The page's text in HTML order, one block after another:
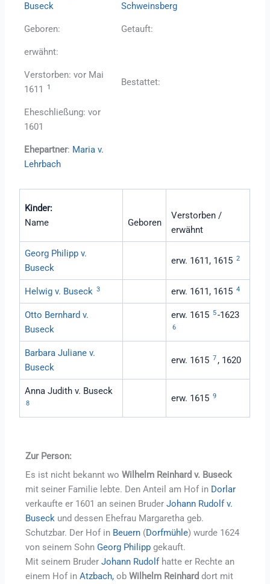
Buseck
Schweinsberg
Geboren: Getauft:
erwähnt:
Verstorben: vor Mai
1611
1 Bestattet:
Eheschließung: vor
1601
Ehepartner: Maria v.
Lehrbach
Kinder:
Name
Geboren
Verstorben /
erwähnt
Georg Philipp v.
Buseck
erw. 1611, 1615 2
Helwig v. Buseck 3 erw. 1611, 1615 4
Otto Bernhard v.
Buseck
erw. 1615 5-1623
6
Barbara Juliane v.
Buseck
erw. 1615 7 , 1620
Anna Judith v. Buseck
8 erw. 1615 9
Zur Person:
Es ist nicht bekannt woWilhelm Reinhard v. Buseck
mit seiner Familie lebte. Den Anteil am Hof in Dorlar
verkaufte er 1601 an seinen BruderJohann Rudolf v.
Buseck und dessen Ehefrau Margaretha geb.
Schutzbar. Der Hof in Beuern (Dorfmühle) wurde 1624
von seinem Sohn Georg Philipp gekauft.
Mit seinem BruderJohann Rudolfhatte er Rechte an
einem Hof inAtzbach, obWilhelm Reinhard dort mit